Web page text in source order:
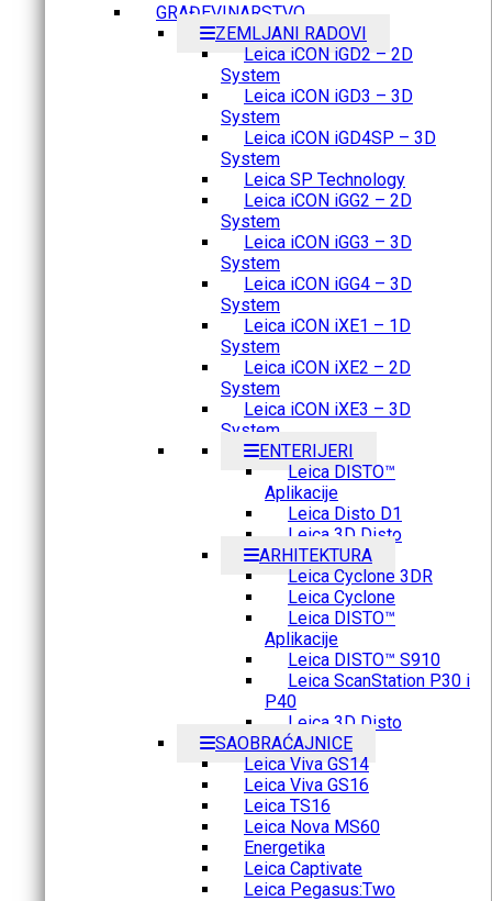
GRAĐEVINARSTVO
ZEMLJANI RADOVI
Leica iCON iGD2 – 2D
System
Leica iCON iGD3 – 3D
System
Leica iCON iGD4SP – 3D
System
Leica SP Technology
Leica iCON iGG2 – 2D
System
Leica iCON iGG3 – 3D
System
Leica iCON iGG4 – 3D
System
Leica iCON iXE1 – 1D
System
Leica iCON iXE2 – 2D
System
Leica iCON iXE3 – 3D
System
ENTERIJERI
Leica DISTO™
Aplikacije
Leica Disto D1
Leica 3D Disto
ARHITEKTURA
Leica Cyclone 3DR
Leica Cyclone
Leica DISTO™
Aplikacije
Leica DISTO™ S910
Leica ScanStation P30 i
P40
Leica 3D Disto
SAOBRAĆAJNICE
Leica Viva GS14
Leica Viva GS16
Leica TS16
Leica Nova MS60
Energetika
Leica Captivate
Leica Pegasus:Two